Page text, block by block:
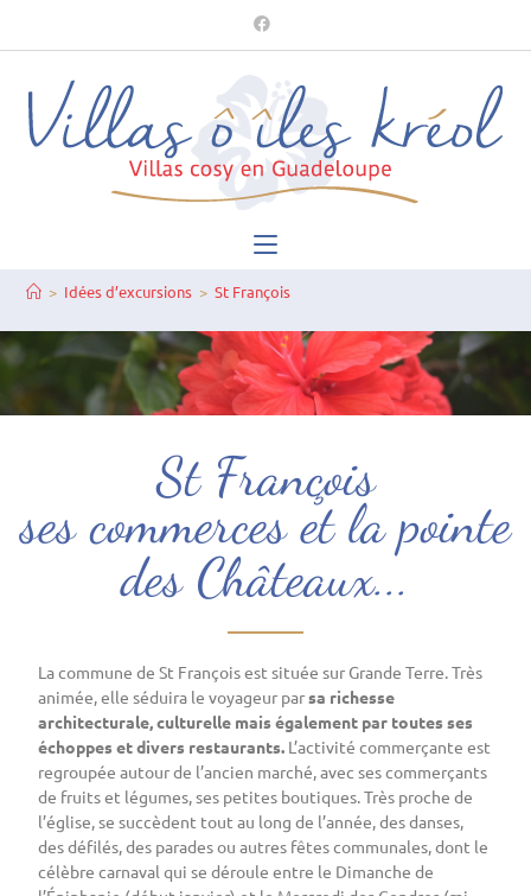
> Idées d’excursions > St François
St François
ses commerces et la pointe
des Châteaux...
La commune de St François est située sur Grande Terre. Très
animée, elle séduira le voyageur parsa richesse
architecturale, culturelle mais également par toutes ses
échoppes et divers restaurants. L’activité commerçante est
regroupée autour de l’ancien marché, avec ses commerçants
de fruits et légumes, ses petites boutiques. Très proche de
l’église, se succèdent tout au long de l’année, des danses,
des défilés, des parades ou autres fêtes communales, dont le
célèbre carnaval qui se déroule entre le Dimanche de